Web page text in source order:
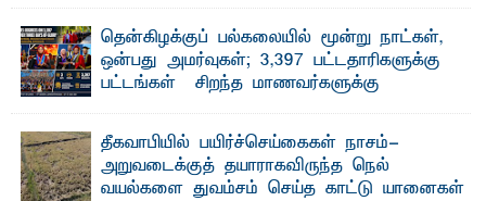
தென்கிழக்குப் பல்கலையில் மூன்று நாட்கள்,
ஒன்பது அமர்வுகள்; 3,397 பட்டதாரிகளுக்கு
பட்டங்கள் – சிறந்த மாணவர்களுக்கு
மற்றும் சிறப்புப் பரிசுகள்
எம்.வை. அமீர்- ஒ லுவிலில் அமைந்துள்ள தென்கிழக்குப்
பல்கலைக்கழகத்தின் 18ஆவது பொதுப் பட்டமளிப்பு விழா ...
தீகவாபியில் பயிர்ச்செய்கைகள் நாசம்-
அறுவடைக்குத் தயாராகவிருந்த நெல்
வயல்களை துவம்சம் செய்த காட்டு யானைகள்